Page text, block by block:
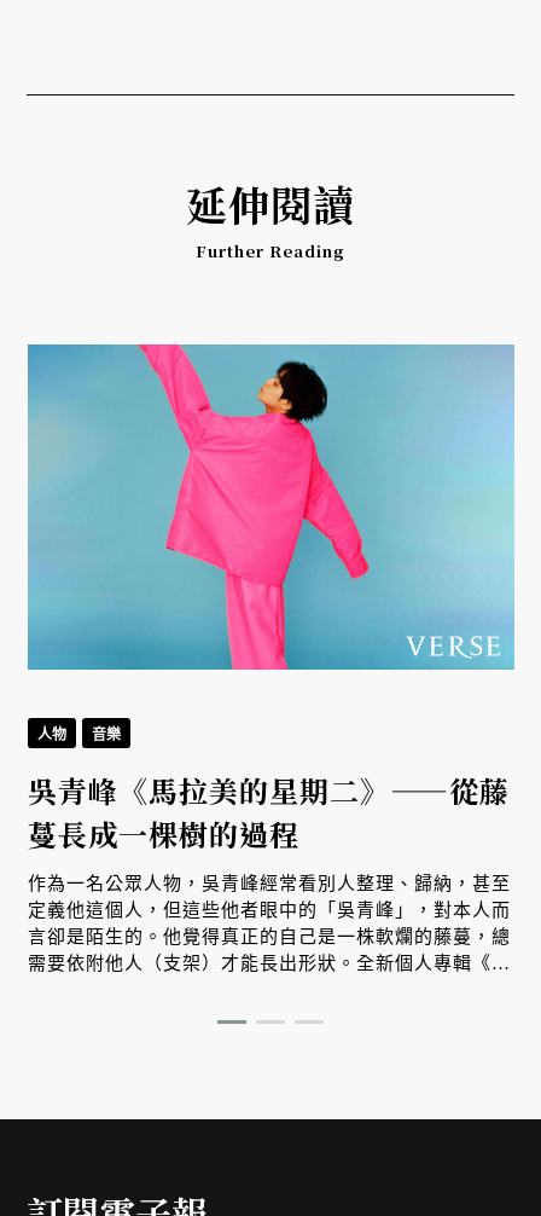
延伸閱讀
Further Reading
人物 音樂
吳青峰《馬拉美的星期二》——從藤
蔓長成一棵樹的過程
作為一名公眾人物，吳青峰經常看別人整理、歸納，甚至
定義他這個人，但這些他者眼中的「吳青峰」，對本人而
言卻是陌生的。他覺得真正的自己是一株軟爛的藤蔓，總
需要依附他人（支架）才能長出形狀。全新個人專輯《馬
說，也反映出他的 12 種人設形狀，對這位才華洋溢的歌